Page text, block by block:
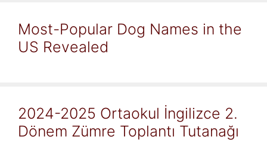
Most-Popular Dog Names in the
US Revealed
2024-2025 Ortaokul İngilizce 2.
Dönem Zümre Toplantı Tutanağı